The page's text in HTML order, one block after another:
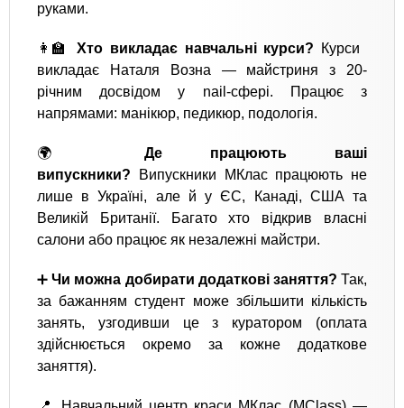
руками.
👩‍🏫 Хто викладає навчальні курси? Курси
викладає Наталя Возна — майстриня з 20-
річним досвідом у nail-сфері. Працює з
напрямами: манікюр, педикюр, подологія.
🌍 Де працюють ваші
випускники? Випускники МКлас працюють не
лише в Україні, але й у ЄС, Канаді, США та
Великій Британії. Багато хто відкрив власні
салони або працює як незалежні майстри.
➕Чи можна добирати додаткові заняття? Так,
за бажанням студент може збільшити кількість
занять, узгодивши це з куратором (оплата
здійснюється окремо за кожне додаткове
заняття).